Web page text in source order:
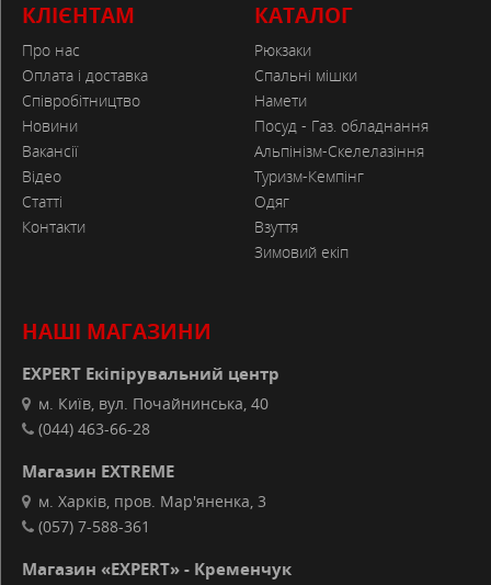
КЛІЄНТАМ
Про нас
Оплата і доставка
Співробітництво
Новини
Вакансії
Відео
Статті
Контакти
КАТАЛОГ
Рюкзаки
Спальні мішки
Намети
Посуд - Газ. обладнання
Альпінізм-Скелелазіння
Туризм-Кемпінг
Одяг
Взуття
Зимовий екіп
НАШІ МАГАЗИНИ
EXPERT Екіпірувальний центр
м. Київ, вул. Почайнинська, 40
(044) 463-66-28
Магазин EXTREME
м. Харків, пров. Мар'яненка, 3
(057) 7-588-361
Магазин «EXPERT» - Кременчук